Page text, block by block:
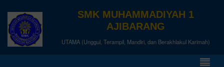
SMK MUHAMMADIYAH 1
AJIBARANG
UTAMA (Unggul, Terampil, Mandiri, dan Berakhlakul Karimah)